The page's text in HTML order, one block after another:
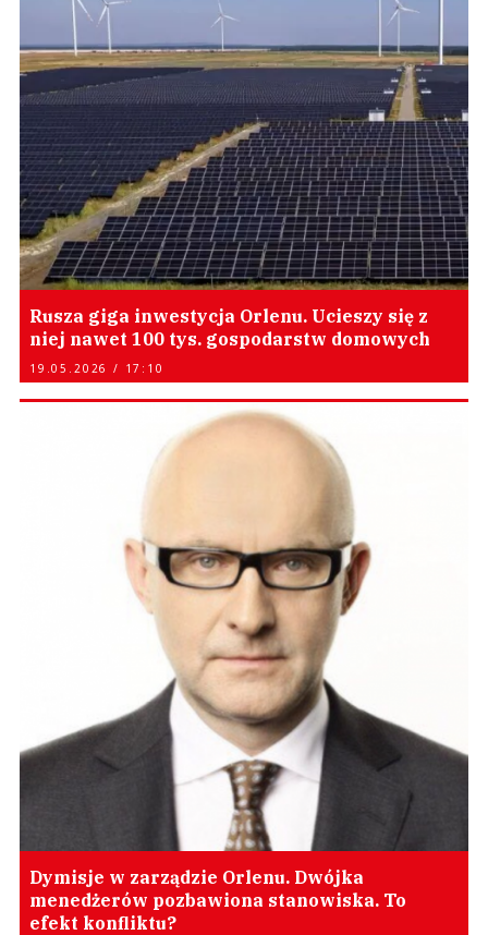
Rusza giga inwestycja Orlenu. Ucieszy się z
niej nawet 100 tys. gospodarstw domowych
19.05.2026 / 17:10
Dymisje w zarządzie Orlenu. Dwójka
menedżerów pozbawiona stanowiska. To
efekt konfliktu?